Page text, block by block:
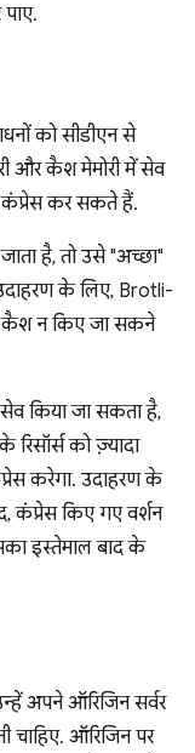
को सीडीएन से
और कैश मेमोरी में सेव
कंप्रेस कर सकते हैं.
है, तो उसे "अच्छा"
के लिए, Brotli-
न किए जा सकने
किया जा सकता है,
को ज़्यादा
करेगा. उदाहरण के
कंप्रेस किए गए वर्शन
इस्तेमाल बाद के
अपने ऑरिजिन सर्वर
चाहिए. ऑरिजिन पर